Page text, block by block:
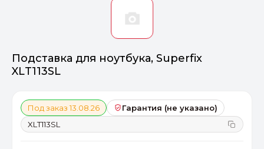
Подставка для ноутбука, Superfix
XLT113SL
Под заказ 13.08.26
Гарантия (не указано)
XLT113SL